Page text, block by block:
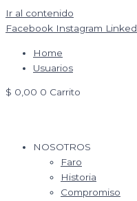
Ir al contenido
Facebook Instagram
Home
Usuarios
$ 0,00 0 Carrito
NOSOTROS
Faro
Historia
Compromiso